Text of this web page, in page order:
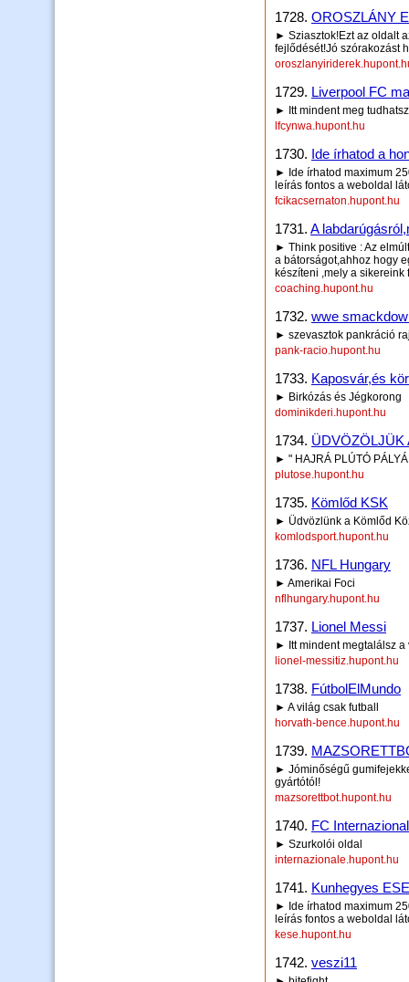
1728. OROSZLÁNY
► Sziasztok!Ezt az oldalt
fejlődését!Jó szórakozást
1729. Liverpool FC
► Itt mindent meg
lfcynwa.hupont.hu
1730. Ide írhatod a
► Ide írhatod maximum
leírás fontos a weboldal
fcikacsernaton.hupont.hu
1731. A
► Think positive : Az
a bátorságot,ahhoz hogy
készíteni ,mely a
coaching.hupont.hu
1732. wwe
► szevasztok pankráció
pank-racio.hupont.hu
1733. Kaposvár,és
► Birkózás és Jégkorong
dominikderi.hupont.hu
1734. ÜDVÖZÖLJÜK
► " HAJRÁ PLÚTÓ
plutose.hupont.hu
1735. Kömlőd KSK
► Üdvözlünk a Kömlőd
komlodsport.hupont.hu
1736. NFL Hungary
► Amerikai Foci
nflhungary.hupont.hu
1737. Lionel Messi
► Itt mindent megtalálsz
lionel-messitiz.hupont.hu
1738. FútbolElMundo
► A világ csak futball
horvath-bence.hupont.hu
1739.
► Jóminőségű
gyártótól!
mazsorettbot.hupont.hu
1740. FC
► Szurkolói oldal
internazionale.hupont.hu
1741. Kunhegyes ESE
► Ide írhatod maximum
leírás fontos a weboldal
kese.hupont.hu
1742. veszi11